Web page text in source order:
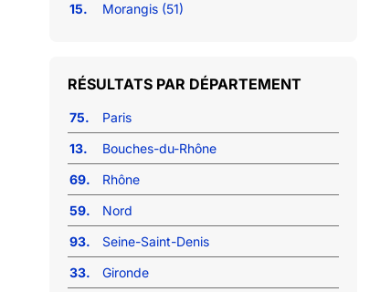
15.
Morangis (51)
RÉSULTATS PAR DÉPARTEMENT
75.
Paris
13.
Bouches-du-Rhône
69.
Rhône
59.
Nord
93.
Seine-Saint-Denis
33.
Gironde